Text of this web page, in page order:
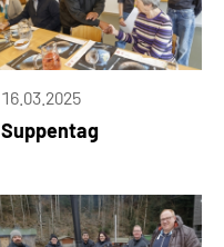
16.03.2025
Suppentag